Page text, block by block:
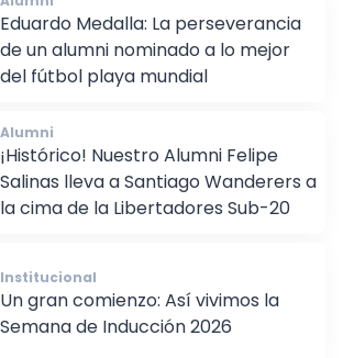
Alumni
Eduardo Medalla: La perseverancia
de un alumni nominado a lo mejor
del fútbol playa mundial
Alumni
¡Histórico! Nuestro Alumni Felipe
Salinas lleva a Santiago Wanderers a
Institucional
Un gran comienzo: Así vivimos la